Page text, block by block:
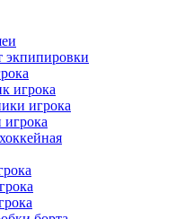
экпипировки
игрока
игрока
игрока